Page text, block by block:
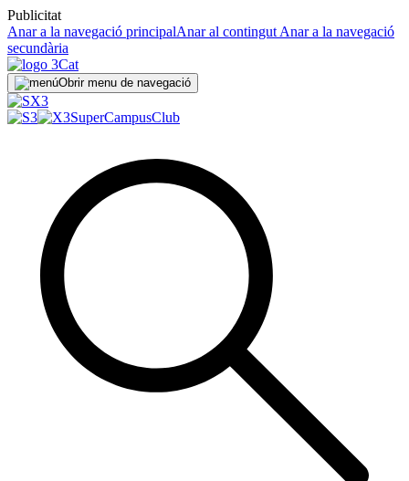
Publicitat
Anar a la navegació principalAnar al contingut Anar a la navegació
secundària
Obrir menu de navegació
SuperCampusClub